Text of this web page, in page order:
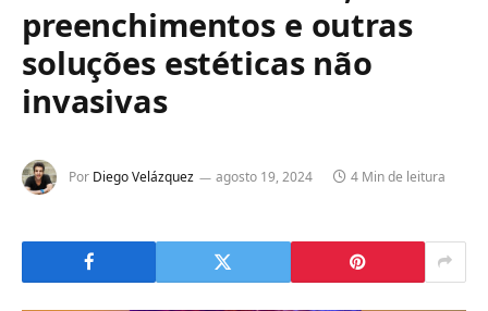
preenchimentos e outras
soluções estéticas não
invasivas
Por Diego Velázquez agosto 19, 2024 4 Min de leitura